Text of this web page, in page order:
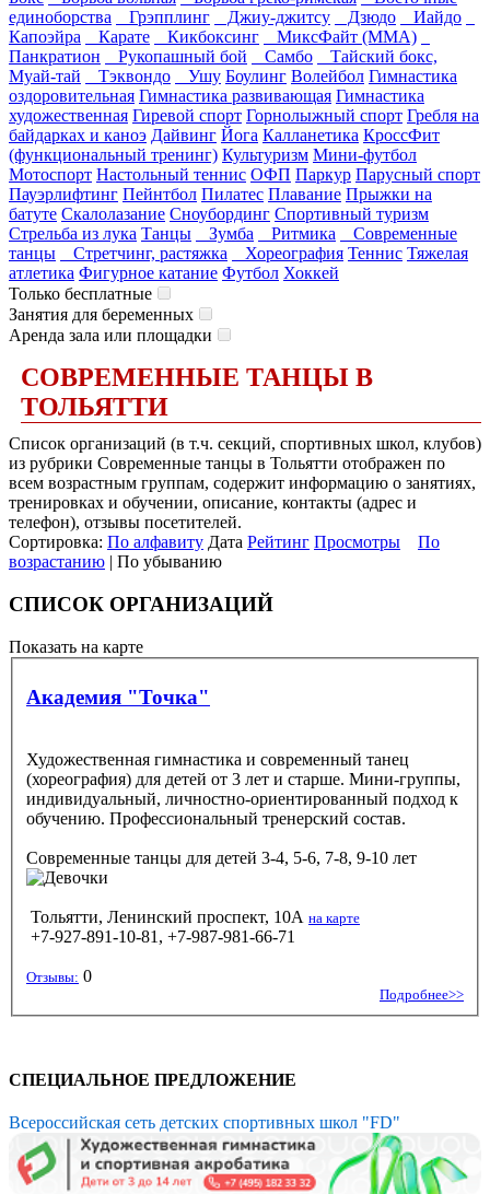
единоборства
Грэпплинг Джиу-джитсу Дзюдо
Иайдо
Капоэйра
Карате Кикбоксинг
МиксФайт (ММА)
Панкратион
Рукопашный бой Самбо
Тайский бокс,
Муай-тай
Тэквондо Ушу Боулинг Волейбол Гимнастика
оздоровительная Гимнастика развивающая Гимнастика
художественная Гиревой спорт Горнолыжный спорт Гребля на
байдарках и каноэ Дайвинг Йога Калланетика КроссФит
(функциональный тренинг) Культуризм Мини-футбол
Мотоспорт Настольный теннис ОФП Паркур Парусный спорт
Пауэрлифтинг Пейнтбол Пилатес Плавание Прыжки на
батуте Скалолазание Сноубординг Спортивный туризм
Стрельба из лука Танцы Зумба Ритмика
Современные
танцы
Стретчинг, растяжка Хореография Теннис Тяжелая
атлетика Фигурное катание Футбол Хоккей
Только бесплатные
Занятия для беременных
Аренда зала или площадки
СОВРЕМЕННЫЕ ТАНЦЫ В
ТОЛЬЯТТИ
Список организаций (в т.ч. секций, спортивных школ, клубов)
из рубрики Современные танцы в Тольятти отображен по
всем возрастным группам, содержит информацию о занятиях,
тренировках и обучении, описание, контакты (адрес и
телефон), отзывы посетителей.
Сортировка: По алфавиту Дата Рейтинг Просмотры
По
возрастанию | По убыванию
СПИСОК ОРГАНИЗАЦИЙ
Показать на карте
Академия "Точка"
Художественная гимнастика и современный танец
(хореография) для детей от 3 лет и старше. Мини-группы,
индивидуальный, личностно-ориентированный подход к
обучению. Профессиональный тренерский состав.
Современные танцы для детей 3-4, 5-6, 7-8, 9-10 лет
Тольятти, Ленинский проспект, 10А на карте
+7-927-891-10-81, +7-987-981-66-71
Отзывы: 0
Подробнее>>
СПЕЦИАЛЬНОЕ ПРЕДЛОЖЕНИЕ
Всероссийская сеть детских спортивных школ "FD"